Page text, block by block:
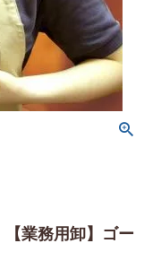
【業務用卸】ゴー